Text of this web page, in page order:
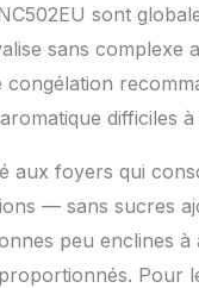
sont
sans
difficiles
aux foyers qui
— sans sucres
peu enclines
Pour